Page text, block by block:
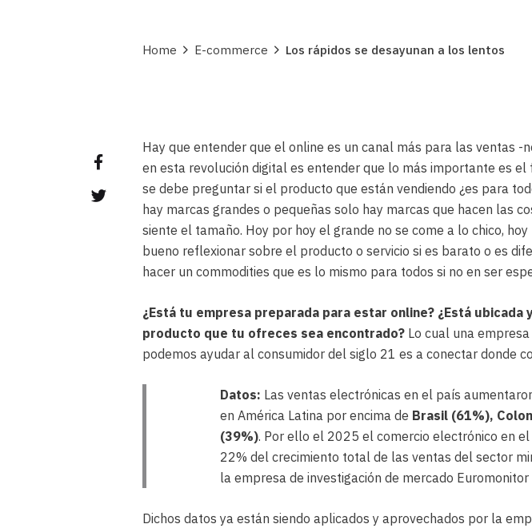
Home E-commerce Los rápidos se desayunan a los lentos
Hay que entender que el online es un canal más para las ventas
en esta revolución digital es entender que lo más importante es
se debe preguntar si el producto que están vendiendo ¿es para
hay marcas grandes o pequeñas solo hay marcas que hacen las
siente el tamaño. Hoy por hoy el grande no se come a lo chico,
bueno reflexionar sobre el producto o servicio si es barato o es
hacer un commodities que es lo mismo para todos si no en ser
¿Está tu empresa preparada para estar online? ¿Está ubicada
producto que tu ofreces sea encontrado? Lo cual una
podemos ayudar al consumidor del siglo 21 es a conectar donde
Datos: Las ventas electrónicas en el país
en América Latina por encima de Brasil (61%),
(39%). Por ello el 2025 el comercio electrónico en
22% del crecimiento total de las ventas del sector
la empresa de investigación de mercado
Dichos datos ya están siendo aplicados y aprovechados por la